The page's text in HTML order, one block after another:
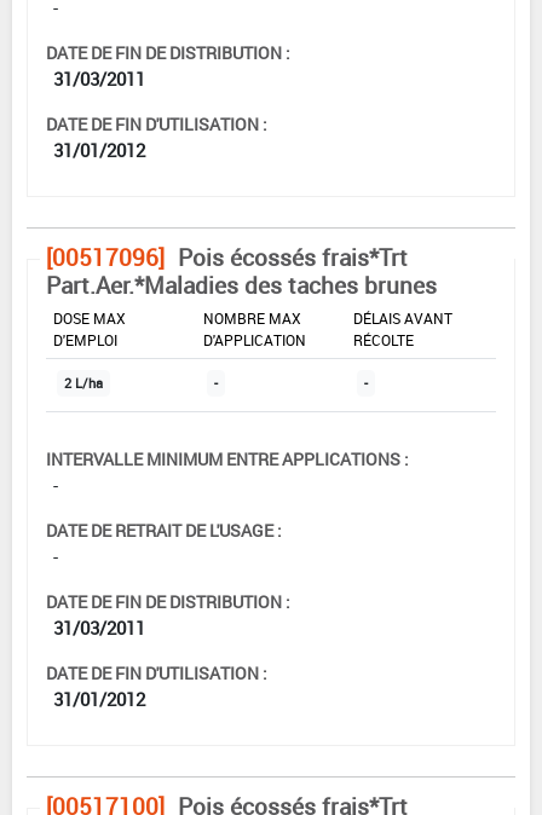
-
DATE DE FIN DE DISTRIBUTION :
31/03/2011
DATE DE FIN D'UTILISATION :
31/01/2012
[00517096] Pois écossés frais*Trt
Part.Aer.*Maladies des taches brunes
DOSE MAX
D'EMPLOI
NOMBRE MAX
D'APPLICATION
DÉLAIS AVANT
RÉCOLTE
2 L/ha - -
INTERVALLE MINIMUM ENTRE APPLICATIONS :
-
DATE DE RETRAIT DE L'USAGE :
-
DATE DE FIN DE DISTRIBUTION :
31/03/2011
DATE DE FIN D'UTILISATION :
31/01/2012
[00517100] Pois écossés frais*Trt